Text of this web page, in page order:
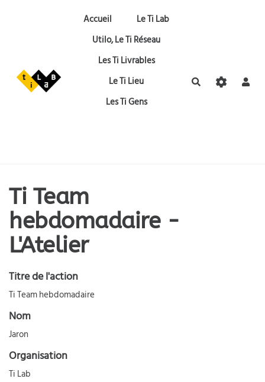
Aller au contenu principal
Accueil
Le Ti Lab
Utilo, Le Ti Réseau
Les Ti Livrables
Le Ti Lieu
Les Ti Gens
Rechercher
Ti Team
hebdomadaire -
L'Atelier
Titre de l'action
Ti Team hebdomadaire
Nom
Jaron
Organisation
Ti Lab